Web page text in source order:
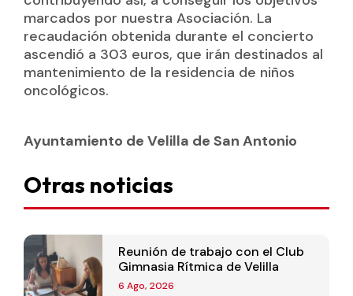
marcados por nuestra Asociación. La
recaudación obtenida durante el concierto
ascendió a 303 euros, que irán destinados al
mantenimiento de la residencia de niños
oncológicos.
Ayuntamiento de Velilla de San Antonio
Otras noticias
Reunión de trabajo con el Club
Gimnasia Rítmica de Velilla
6 Ago, 2026